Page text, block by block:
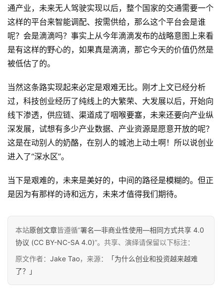
通产业，未来无人驾驶实现以后，整个国家的交通需要一个
这样的平台来智能调配、按需供给，那么这个平台会是谁
呢？会是滴滴吗？事实上从今年滴滴发布的战略意图上来看
是有这样的野心的，如果真是滴滴，那它今天的价值仍然是
被低估了的。
当然这条路实现起来必定是艰难无比。刚才上文已经分析
过，科技创业经历了纯线上的大繁荣、大发展以后，开始向
线下渗透，供应链、渠道成了咽喉要塞，未来还要向产业纵
深发展，试想有多少产业数据、产业资源是愿意开放的呢？
这是在动别人的奶酪，在别人的城池上动土啊！所以说创业
进入了“深水区”。
当下是艰难的，未来是美好的，中间的路径是模糊的。但正
是因为有那样的诗和远方，未来才值得我们期待。
本站原创文章皆遵循“署名—非商业性使用—相同方式共享 4.0
协议 (CC BY-NC-SA 4.0)”。共享、演绎请保留以下标注：
原文作者： Jake Tao，来源：
「为什么创业和投资越来越难
了？」